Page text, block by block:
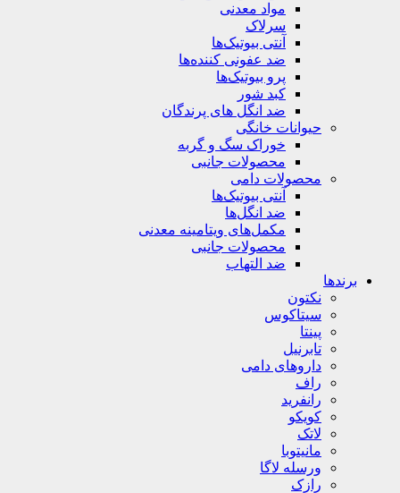
مواد معدنی
سرلاک
آنتی بیوتیک‌ها
ضد عفونی کننده‌ها
پرو بیوتیک‌ها
کبد شور
ضد انگل های پرندگان
حیوانات خانگی
خوراک سگ و گربه
محصولات جانبی
محصولات دامی
آنتی بیوتیک‌ها
ضد انگل‌ها
مکمل‌های ویتامینه معدنی
محصولات جانبی
ضد التهاب
برندها
نکتون
سیتاکوس
پینتا
تابرنیل
داروهای دامی
راف
رانفرید
کویکو
لاتک
مانیتوبا
ورسله لاگا
رازک